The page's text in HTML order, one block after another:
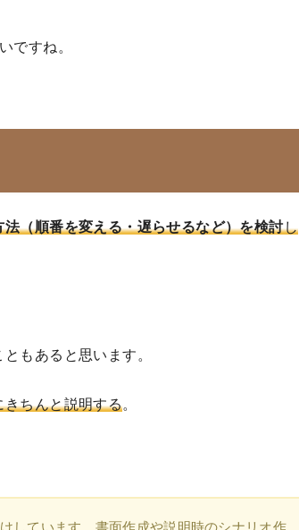
ですね。
法（順番を変える・遅らせるなど）を検討し
もあると思います。
ちんと説明する。